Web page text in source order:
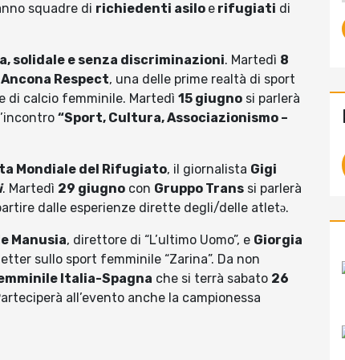
squadre di richiedenti asilo e rifugiati di
solidale e senza discriminazioni. Martedì 8
Ancona Respect, una delle prime realtà di sport
di calcio femminile. Martedì 15 giugno si parlerà
“Sport, Cultura, Associazionismo –
Mondiale del Rifugiato, il giornalista Gigi
. Martedì 29 giugno con Gruppo Trans si parlerà
dalle esperienze dirette degli/delle atletə.
Manusia, direttore di “L’ultimo Uomo”, e Giorgia
sullo sport femminile “Zarina”. Da non
Italia-Spagna che si terrà sabato 26
all’evento anche la campionessa